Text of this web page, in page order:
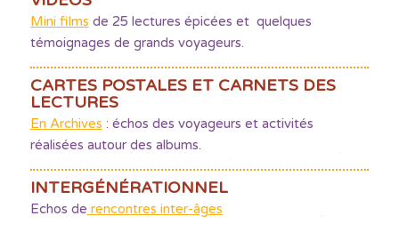
Mini films de 25 lectures épicées et quelques
témoignages de grands voyageurs.
CARTES POSTALES ET CARNETS DES
LECTURES
En Archives : échos des voyageurs et activités
réalisées autour des albums.
INTERGÉNÉRATIONNEL
Echos de rencontres inter-âges